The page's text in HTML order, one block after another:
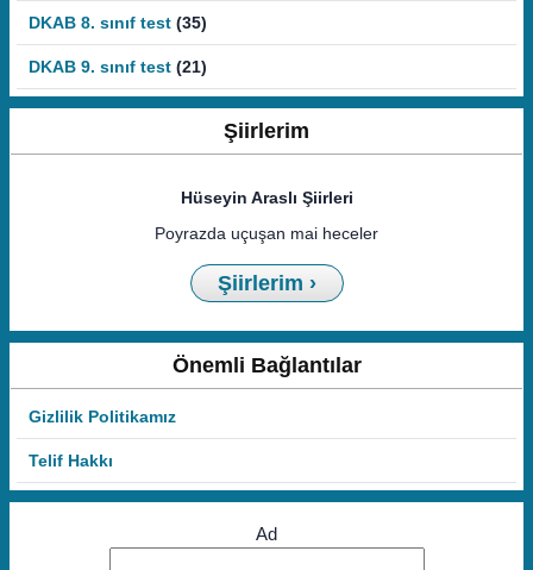
DKAB 8. sınıf test (35)
DKAB 9. sınıf test (21)
Şiirlerim
Hüseyin Araslı Şiirleri
Poyrazda uçuşan mai heceler
Şiirlerim ›
Önemli Bağlantılar
Gizlilik Politikamız
Telif Hakkı
Ad